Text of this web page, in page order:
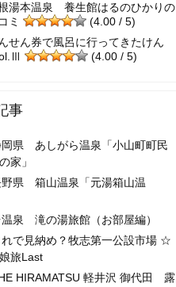
湯本温泉 養生館はるのひかりの
ミ
(4.00 / 5)
せん券で風呂に行ってきたけん
(4.00 / 5)
事
岡県 あしがら温泉「小山町町民
家」
野県 箱山温泉「元湯箱山温
温泉 滝の湯旅館（お部屋編）
れで見納め？牧志第一公設市場 ☆
旅Last
HIRAMATSU 軽井沢 御代田 露